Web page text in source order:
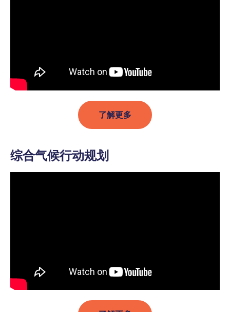
了解更多
综合气候行动规划